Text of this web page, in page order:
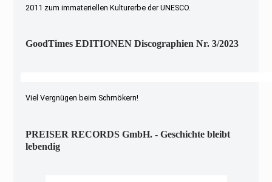
2011 zum immateriellen Kulturerbe der UNESCO.
GoodTimes EDITIONEN Discographien Nr. 3/2023
Viel Vergnügen beim Schmökern!
PREISER RECORDS GmbH. - Geschichte bleibt
lebendig